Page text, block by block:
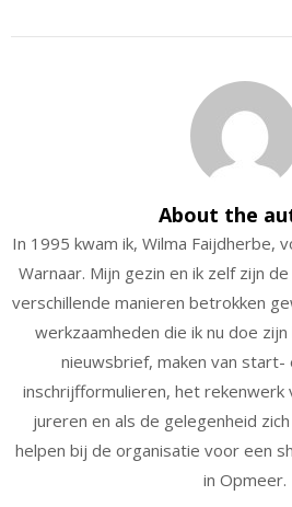
About the
In 1995 kwam ik, Wilma Faijdherbe,
Warnaar. Mijn gezin en ik zelf zijn
verschillende manieren betrokken
werkzaamheden die ik nu doe
nieuwsbrief, maken van start-
inschrijfformulieren, het rekenwerk
jureren en als de gelegenheid
helpen bij de organisatie voor een
in Opmeer.